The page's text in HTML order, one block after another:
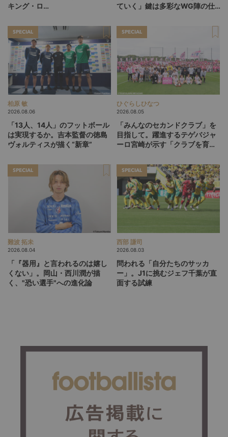
キング・ロ
探す旅
ていく」鍵は多彩なWG陣の仕
SPECIAL
柏原 敏
2026.08.06
「13人、14人」のフットボール
は実現するか。吉本監督の徳島
ヴォルティスが描く“新章”
SPECIAL
ひぐらしひなつ
2026.08.05
「みんなのセカンドクラブ」を
目指して。躍進するテゲバジャ
ーロ宮崎が示す「クラブを育て
SPECIAL
難波 拓未
2026.08.04
「『器用』と言われるのは嬉し
くない」。岡山・西川潤が描
く、"恐い選手"への進化論
SPECIAL
西部 謙司
2026.08.03
問われる「自分たちのサッカ
ー」。J1に挑むジェフ千葉が直
面する試練